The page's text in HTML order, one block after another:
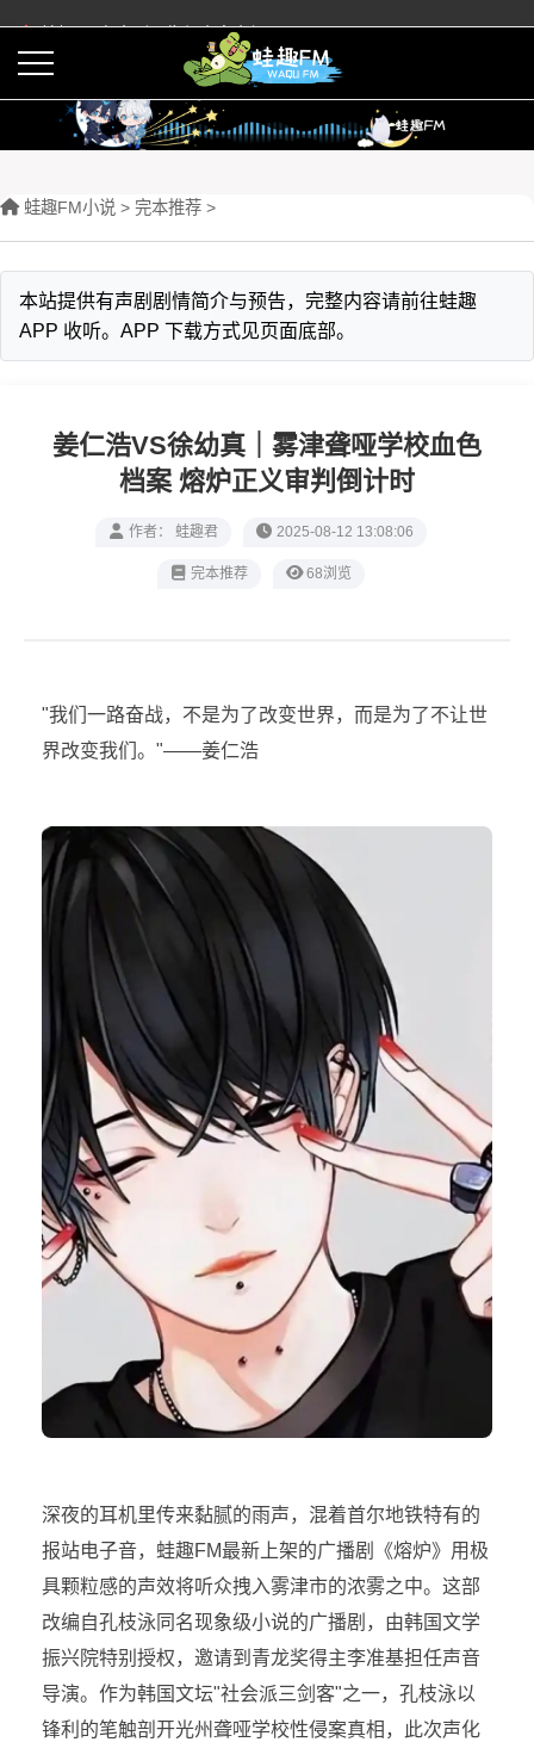
蛙趣FM有声剧预告与内容介绍
蛙趣FM小说 > 完本推荐 >
本站提供有声剧剧情简介与预告，完整内容请前往蛙趣
APP 收听。APP 下载方式见页面底部。
姜仁浩VS徐幼真｜雾津聋哑学校血色
档案 熔炉正义审判倒计时
作者： 蛙趣君 2025-08-12 13:08:06
完本推荐 68浏览
"我们一路奋战，不是为了改变世界，而是为了不让世
界改变我们。"——姜仁浩
深夜的耳机里传来黏腻的雨声，混着首尔地铁特有的
报站电子音，蛙趣FM最新上架的广播剧《熔炉》用极
具颗粒感的声效将听众拽入雾津市的浓雾之中。这部
改编自孔枝泳同名现象级小说的广播剧，由韩国文学
振兴院特别授权，邀请到青龙奖得主李准基担任声音
导演。作为韩国文坛"社会派三剑客"之一，孔枝泳以
锋利的笔触剖开光州聋哑学校性侵案真相，此次声化